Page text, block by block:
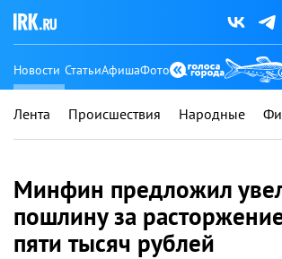
Новости СтатьиАфишаФото
Лента Происшествия Народные
Минфин предложил
пошлину за
пяти тысяч рублей